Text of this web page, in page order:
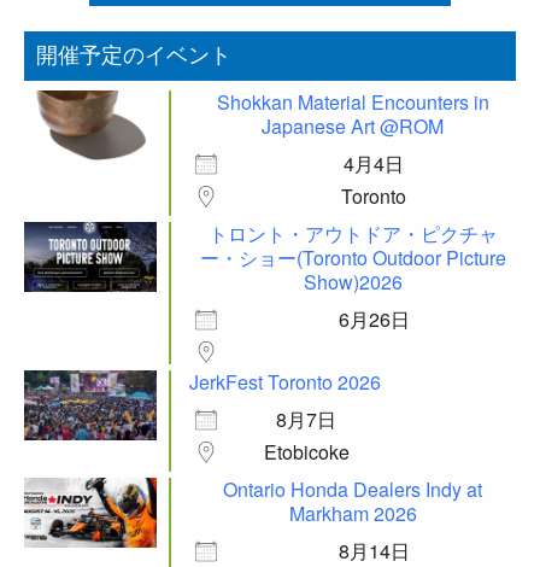
開催予定のイベント
Shokkan Material Encounters in
Japanese Art @ROM
4月4日
Toronto
トロント・アウトドア・ピクチャ
ー・ショー(Toronto Outdoor Picture
Show)2026
6月26日
JerkFest Toronto 2026
8月7日
Etobicoke
Ontario Honda Dealers Indy at
Markham 2026
8月14日